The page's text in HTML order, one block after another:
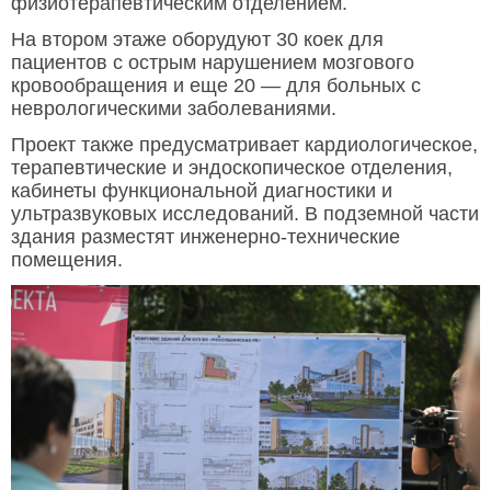
На втором этаже оборудуют 30 коек для
пациентов с острым нарушением мозгового
кровообращения и еще 20 — для больных с
неврологическими заболеваниями.
Проект также предусматривает кардиологическое,
терапевтические и эндоскопическое отделения,
кабинеты функциональной диагностики и
ультразвуковых исследований. В подземной части
здания разместят инженерно-технические
помещения.